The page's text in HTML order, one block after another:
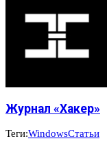
Журнал «Хакер»
Теги:WindowsСтатьи